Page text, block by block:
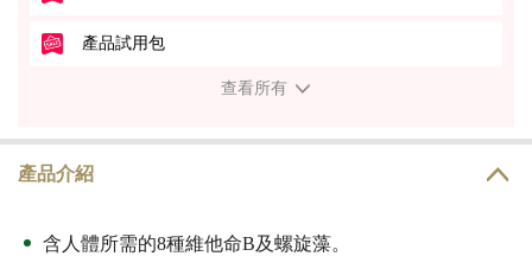
產品試用包
查看所有
產品介紹
含人體所需的8種維他命B及螺旋藻。